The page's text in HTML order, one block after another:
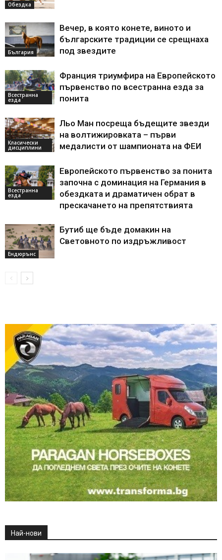
Обездка
България
Вечер, в която конете, виното и
българските традиции се срещнаха
под звездите
Всестранна
езда
Франция триумфира на Европейското
първенство по всестранна езда за
понита
Класически
дисциплини
Льо Ман посреща бъдещите звезди
на волтижировката – първи
медалисти от шампионата на ФЕИ
Всестранна
езда
Европейското първенство за понита
започна с доминация на Германия в
обездката и драматичен обрат в
прескачането на препятствията
Ендюрънс
Бутиб ще бъде домакин на
Световното по издръжливост
Най-нови